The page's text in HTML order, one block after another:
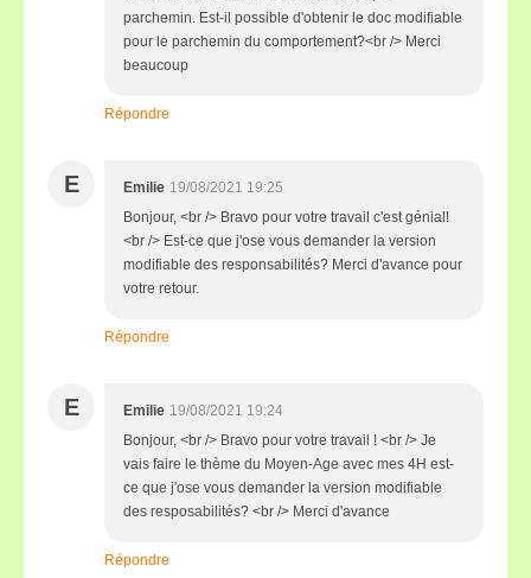
parchemin. Est-il possible d'obtenir le doc modifiable
pour le parchemin du comportement?<br /> Merci
beaucoup
Répondre
E Emilie 19/08/2021 19:25
Bonjour, <br /> Bravo pour votre travail c'est génial!
<br /> Est-ce que j'ose vous demander la version
modifiable des responsabilités? Merci d'avance pour
votre retour.
Répondre
E Emilie 19/08/2021 19:24
Bonjour, <br /> Bravo pour votre travail ! <br /> Je
vais faire le thème du Moyen-Age avec mes 4H est-
ce que j'ose vous demander la version modifiable
des resposabilités? <br /> Merci d'avance
Répondre